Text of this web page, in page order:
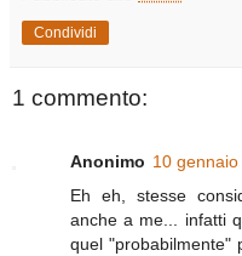
Condividi
1 commento:
Anonimo 10
Eh eh, stesse
anche a me... infatti
quel "probabilmente"